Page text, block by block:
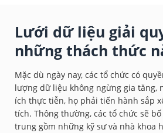
Lưới dữ liệu giải
những thách thức
Mặc dù ngày nay, các tổ chức có
lượng dữ liệu không ngừng gia tăng,
ích thực tiễn, họ phải tiến hành sắp
tích. Thông thường, các tổ chức sẽ
trung gồm những kỹ sư và nhà khoa